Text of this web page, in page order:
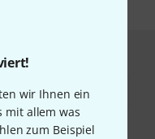
wir Ihnen ein
mit allem was
zum Beispiel